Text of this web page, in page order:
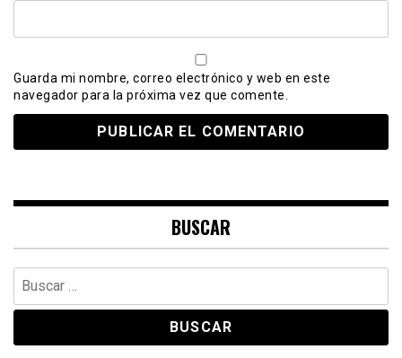
Guarda mi nombre, correo electrónico y web en este
navegador para la próxima vez que comente.
BUSCAR
Buscar: